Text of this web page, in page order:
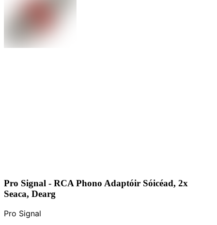
Pro Signal - RCA Phono Adaptóir Sóicéad, 2x
Seaca, Dearg
Pro Signal